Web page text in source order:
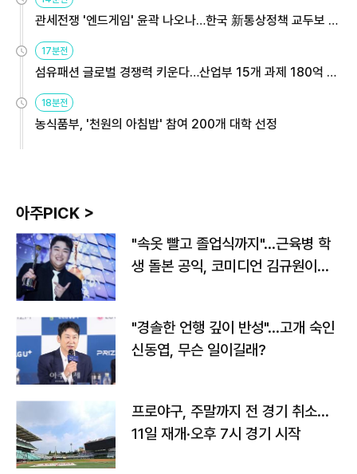
관세전쟁 '엔드게임' 윤곽 나오나…한국 新통상정책 교두보 활
용해야
17분전
섬유패션 글로벌 경쟁력 키운다…산업부 15개 과제 180억 지
원
18분전
농식품부, '천원의 아침밥' 참여 200개 대학 선정
아주PICK >
"속옷 빨고 졸업식까지"…근육병 학
생 돌본 공익, 코미디언 김규원이었
"경솔한 언행 깊이 반성"…고개 숙인
신동엽, 무슨 일이길래?
프로야구, 주말까지 전 경기 취소…
11일 재개·오후 7시 경기 시작